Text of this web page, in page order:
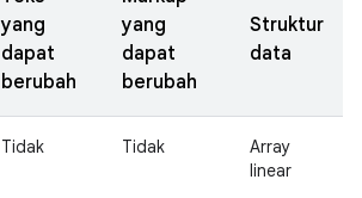
yang
dapat
berubah
yang
dapat
berubah
Struktur
data
Tidak Tidak
Array
linear